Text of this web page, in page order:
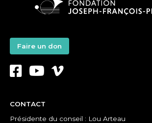
Faire un don
CONTACT
Présidente du conseil : Lou Arteau